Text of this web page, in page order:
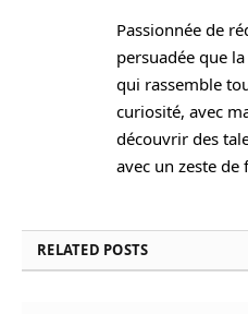
Passionnée de
persuadée que
qui rassemble
curiosité, avec
découvrir des
avec un zeste
RELATED POSTS